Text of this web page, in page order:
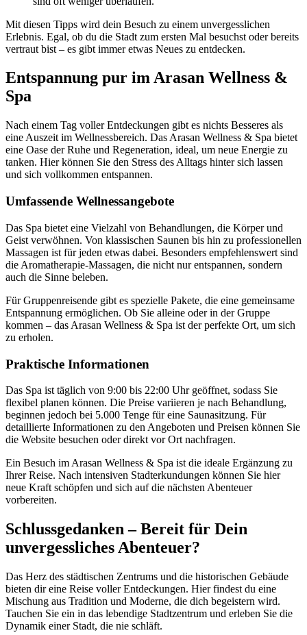
Mit diesen Tipps wird dein Besuch zu einem unvergesslichen
Erlebnis. Egal, ob du die Stadt zum ersten Mal besuchst oder bereits
vertraut bist – es gibt immer etwas Neues zu entdecken.
Entspannung pur im Arasan Wellness &
Spa
Nach einem Tag voller Entdeckungen gibt es nichts Besseres als
eine Auszeit im Wellnessbereich. Das Arasan Wellness & Spa bietet
eine Oase der Ruhe und Regeneration, ideal, um neue Energie zu
tanken. Hier können Sie den Stress des Alltags hinter sich lassen
und sich vollkommen entspannen.
Umfassende Wellnessangebote
Das Spa bietet eine Vielzahl von Behandlungen, die Körper und
Geist verwöhnen. Von klassischen Saunen bis hin zu professionellen
Massagen ist für jeden etwas dabei. Besonders empfehlenswert sind
die Aromatherapie-Massagen, die nicht nur entspannen, sondern
auch die Sinne beleben.
Für Gruppenreisende gibt es spezielle Pakete, die eine gemeinsame
Entspannung ermöglichen. Ob Sie alleine oder in der Gruppe
kommen – das Arasan Wellness & Spa ist der perfekte Ort, um sich
zu erholen.
Praktische Informationen
Das Spa ist täglich von 9:00 bis 22:00 Uhr geöffnet, sodass Sie
flexibel planen können. Die Preise variieren je nach Behandlung,
beginnen jedoch bei 5.000 Tenge für eine Saunasitzung. Für
detaillierte Informationen zu den Angeboten und Preisen können Sie
die Website besuchen oder direkt vor Ort nachfragen.
Ein Besuch im Arasan Wellness & Spa ist die ideale Ergänzung zu
Ihrer Reise. Nach intensiven Stadterkundungen können Sie hier
neue Kraft schöpfen und sich auf die nächsten Abenteuer
vorbereiten.
Schlussgedanken – Bereit für Dein
unvergessliches Abenteuer?
Das Herz des städtischen Zentrums und die historischen Gebäude
bieten dir eine Reise voller Entdeckungen. Hier findest du eine
Mischung aus Tradition und Moderne, die dich begeistern wird.
Tauchen Sie ein in das lebendige Stadtzentrum und erleben Sie die
Dynamik einer Stadt, die nie schläft.